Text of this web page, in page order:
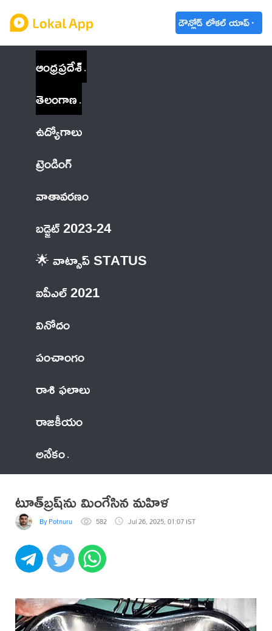
డౌన్లోడ్ లోకల్ యాప్
ఆంధ్రప్రదేశ్
తెలంగాణ
ఉద్యోగాలు
ట్రెండింగ్
వాతావరణం
బడ్జెట్ 2023-24
🌟 వాట్సాప్ STATUS
ఐపీఎల్ 2021
వినోదం
పంచాంగం
రాశి ఫలాలు
రాజకీయం
అనేకం
టూత్‌బ్రష్‌ను మింగేసిన మహిళ
By Potnuru 582 Jul 26, 2025, 01:07 IST